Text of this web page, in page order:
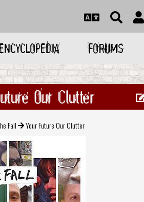
ENCYCLOPEDIA FORUMS
Our Clutter
Fall Your Future Our Clutter